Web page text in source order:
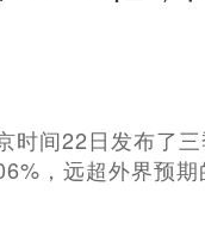
间22日发布了
，远超外界预